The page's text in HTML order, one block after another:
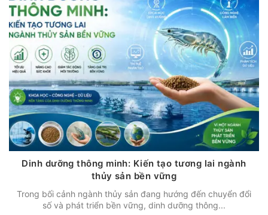
Dinh dưỡng thông minh: Kiến tạo tương lai ngành
thủy sản bền vững
Trong bối cảnh ngành thủy sản đang hướng đến chuyển đổi
số và phát triển bền vững, dinh dưỡng thông...